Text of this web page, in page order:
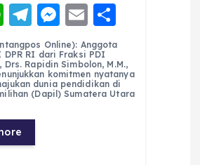
W
h
a
ts
A
p
p
T
el
e
g
r
a
m
M
e
ss
e
n
E
m
ai
l
h
a
re
Online): Anggota
RI dari Fraksi PDI
Drs. Rapidin Simbolon, M.M.,
komitmen nyatanya
dunia pendidikan di
(Dapil) Sumatera Utara